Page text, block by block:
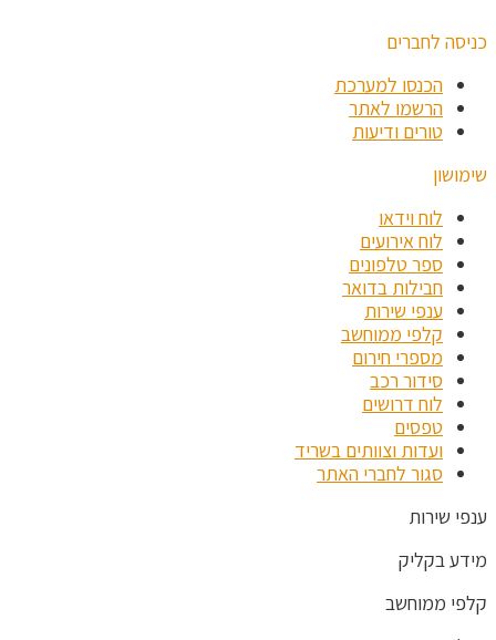
כניסה לחברים
הכנסו למערכת
הרשמו לאתר
טורים ודיעות
שימושון
לוח וידאו
לוח אירועים
ספר טלפונים
חבילות בדואר
ענפי שירות
קלפי ממוחשב
מספרי חירום
סידור רכב
לוח דרושים
טפסים
ועדות וצוותים בשריד
סגור לחברי האתר
ענפי שירות
מידע בקליק
קלפי ממוחשב